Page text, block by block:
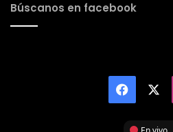
Búscanos en facebook